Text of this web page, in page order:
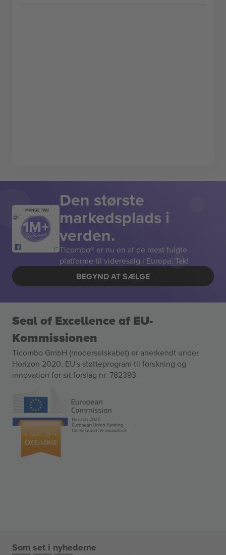
MANGE TAK! Den største
markedsplads i
verden.
Ticombo® er nu en af de mest fulgte
platforme til videresalg i Europa. Tak!
BEGYND AT SÆLGE
Seal of Excellence af EU-
Kommissionen
Ticombo GmbH (moderselskabet) er anerkendt under
Horizon 2020, EU's støtteprogram til forskning og
innovation for sit forslag nr. 782393.
Som set i nyhederne